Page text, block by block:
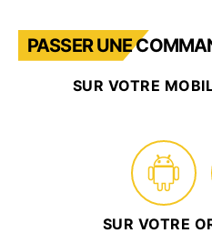
PASSER UNE
SUR VOTRE
SUR VOTRE